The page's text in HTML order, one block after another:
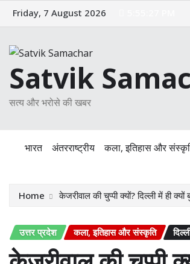
Skip
to
Friday, 7 August 2026
Satvik
सत्य और भरोसे की खबर
भारत अंतरराष्ट्रीय कला, इतिहास और
Home केजरीवाल की चुप्पी क्यों? दिल्ली में ही
उत्तर प्रदेश कला, इतिहास और संस्कृति